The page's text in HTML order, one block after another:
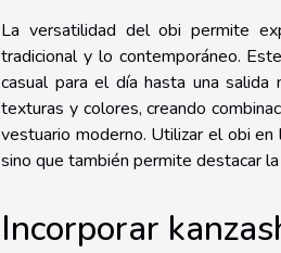
La versatilidad del obi permite
tradicional y lo contemporáneo.
casual para el día hasta una salida
texturas y colores, creando
vestuario moderno. Utilizar el obi
sino que también permite destacar
Incorporar